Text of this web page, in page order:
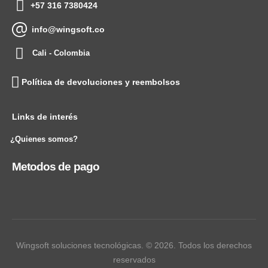
+57 316 7380424
info@wingsoft.co
Cali - Colombia
Política de devoluciones y reembolsos
Links de interés
¿Quienes somos?
Metodos de pago
Wingsoft soluciones tecnológicas. © 2026. Todos los derechos
reservados